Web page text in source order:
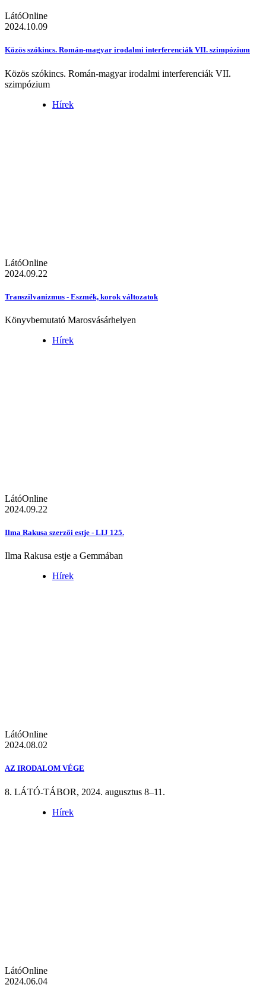
LátóOnline
2024.10.09
Közös szókincs. Román-magyar irodalmi interferenciák VII. szimpózium
Közös szókincs. Román-magyar irodalmi interferenciák VII.
szimpózium
Hírek
LátóOnline
2024.09.22
Transzilvanizmus - Eszmék, korok változatok
Könyvbemutató Marosvásárhelyen
Hírek
LátóOnline
2024.09.22
Ilma Rakusa szerzői estje - LIJ 125.
Ilma Rakusa estje a Gemmában
Hírek
LátóOnline
2024.08.02
AZ IRODALOM VÉGE
8. LÁTÓ-TÁBOR, 2024. augusztus 8–11.
Hírek
LátóOnline
2024.06.04